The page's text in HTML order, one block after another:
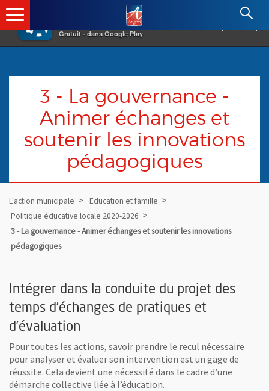
×
Gratuit - dans Google Play
Angers.fr : Retour à l'accueil
3 - La gouvernance -
Animer échanges et
soutenir les innovations
pédagogiques
L'action municipale
Education et famille
Politique éducative locale 2020-2026
3 - La gouvernance - Animer échanges et soutenir les innovations
pédagogiques
Intégrer dans la conduite du projet des
temps d’échanges de pratiques et
d’évaluation
Pour toutes les actions, savoir prendre le recul nécessaire
pour analyser et évaluer son intervention est un gage de
réussite. Cela devient une nécessité dans le cadre d’une
démarche collective liée à l’éducation.